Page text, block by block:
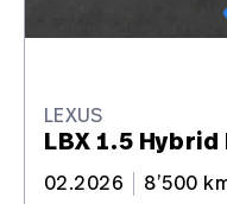
LEXUS
LBX 1.5 Hybrid
02.2026 8’500